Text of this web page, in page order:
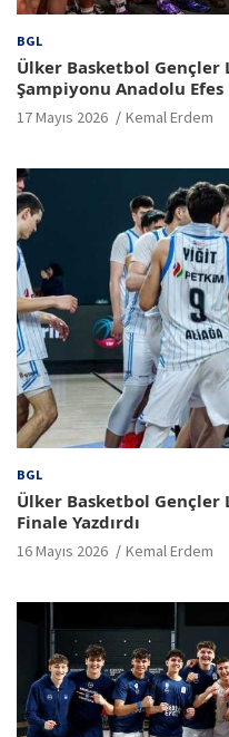
BGL
Ülker Basketbol Gençler
Şampiyonu Anadolu Efes
17 Mayıs 2026 Kemal Erdem
BGL
Ülker Basketbol Gençler
Finale Yazdırdı
16 Mayıs 2026 Kemal Erdem